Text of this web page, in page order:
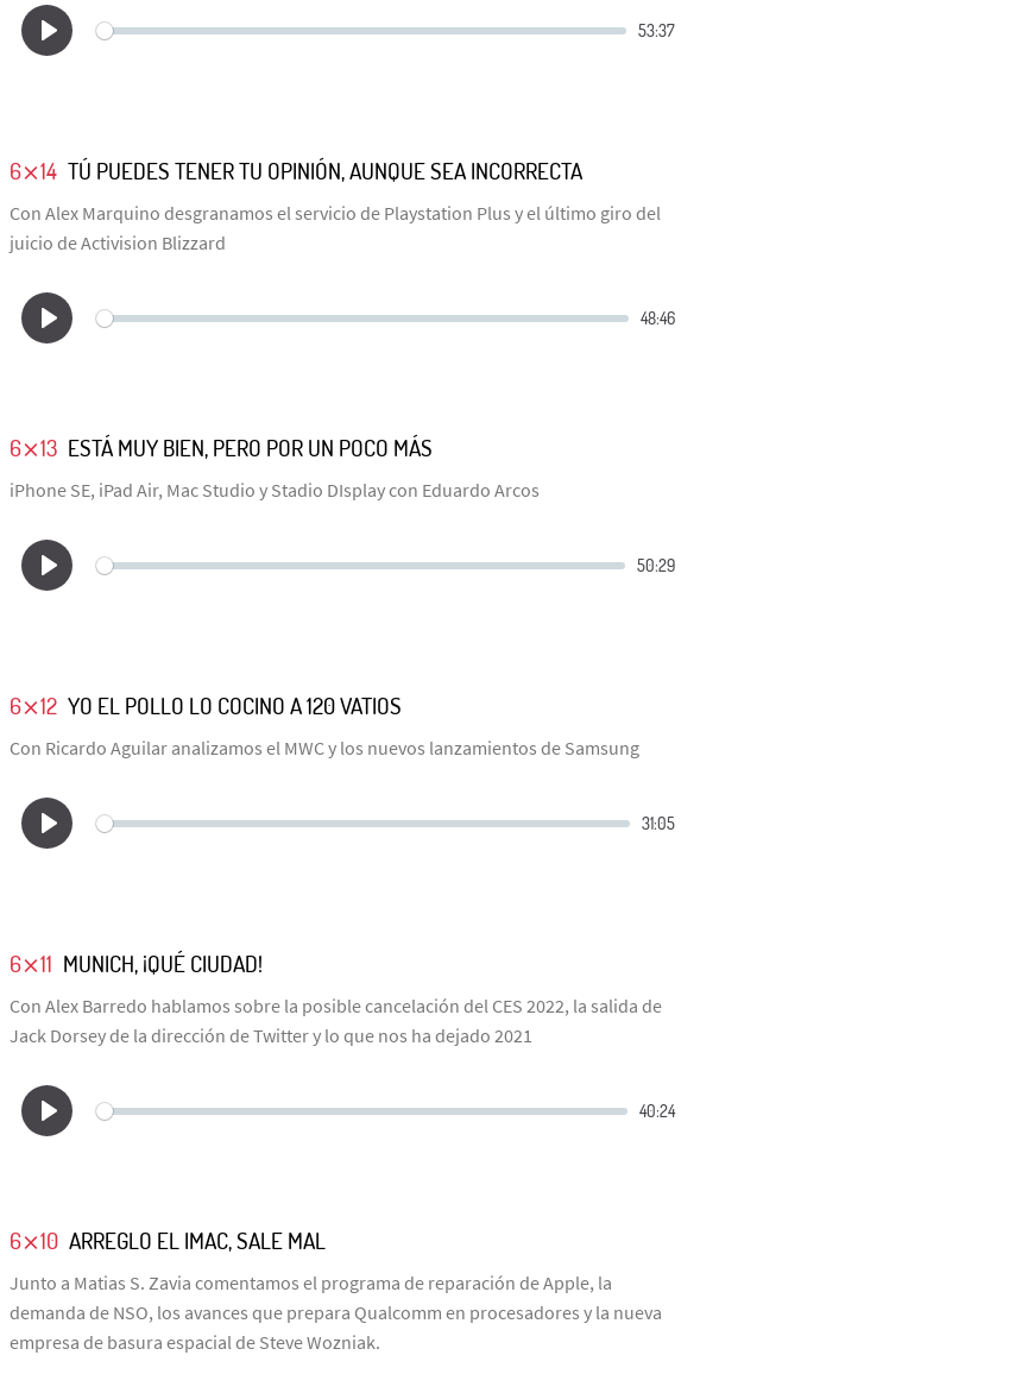
6⨯14 TÚ PUEDES TENER TU OPINIÓN, AUNQUE SEA INCORRECTA
Con Alex Marquino desgranamos el servicio de Playstation Plus y el último giro del
juicio de Activision Blizzard
6⨯13 ESTÁ MUY BIEN, PERO POR UN POCO MÁS
iPhone SE, iPad Air, Mac Studio y Stadio DIsplay con Eduardo Arcos
6⨯12 YO EL POLLO LO COCINO A 120 VATIOS
Con Ricardo Aguilar analizamos el MWC y los nuevos lanzamientos de Samsung
6⨯11 MUNICH, ¡QUÉ CIUDAD!
Con Alex Barredo hablamos sobre la posible cancelación del CES 2022, la salida de
Jack Dorsey de la dirección de Twitter y lo que nos ha dejado 2021
6⨯10 ARREGLO EL IMAC, SALE MAL
Junto a Matias S. Zavia comentamos el programa de reparación de Apple, la
demanda de NSO, los avances que prepara Qualcomm en procesadores y la nueva
empresa de basura espacial de Steve Wozniak.